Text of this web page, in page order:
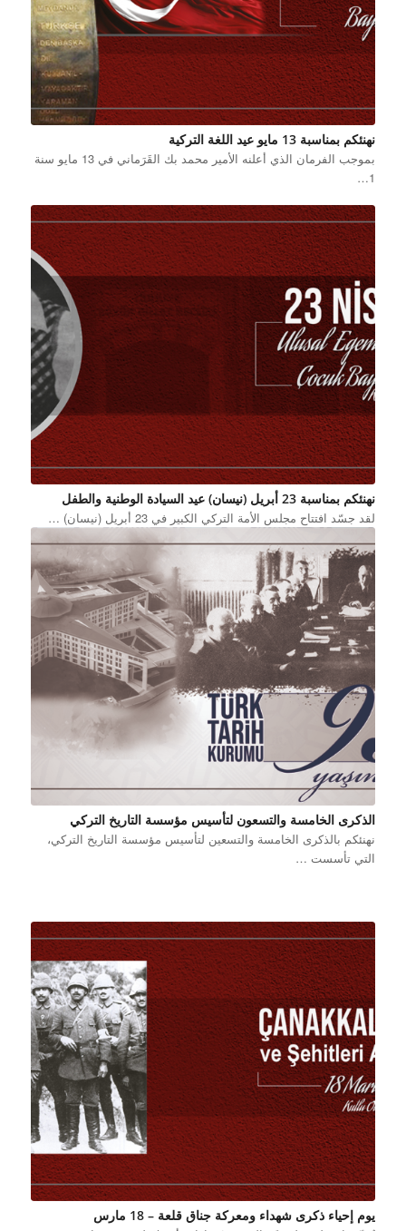
نهنئكم بمناسبة 13 مايو عيد اللغة التركية
بموجب الفرمان الذي أعلنه الأمير محمد بك القَرَماني في 13 مايو سنة
1…
نهنئكم بمناسبة 23 أبريل (نيسان) عيد السيادة الوطنية والطفل
لقد جسّد افتتاح مجلس الأمة التركي الكبير في 23 أبريل (نيسان) …
الذكرى الخامسة والتسعون لتأسيس مؤسسة التاريخ التركي
نهنئكم بالذكرى الخامسة والتسعين لتأسيس مؤسسة التاريخ التركي،
التي تأسست …
يوم إحياء ذكرى شهداء ومعركة جناق قلعة – 18 مارس